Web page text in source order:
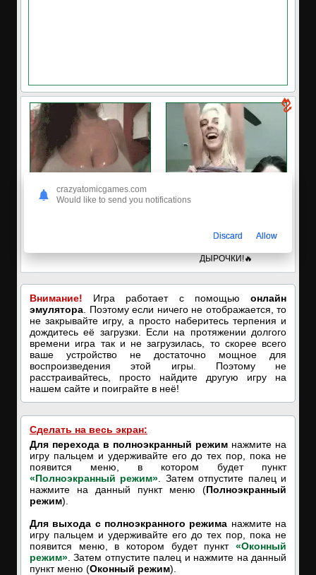
✅ЗАХОДИ, ПОДРОЧИМ!
ДЫРОЧКИ!🔥
Внимание! Игра работает с помощью онлайн
эмулятора . Поэтому если ничего не отображается, то
не закрывайте игру, а просто наберитесь терпения и
дождитесь её загрузки. Если на протяжении долгого
времени игра так и не загрузилась, то скорее всего
ваше устройство не достаточно мощное для
воспроизведения этой игры. Поэтому не
расстраивайтесь, просто найдите другую игру на
нашем сайте и поиграйте в неё!
Сделать на весь экран:
Для перехода в полноэкранный режим нажмите на
игру пальцем и удерживайте его до тех пор, пока не
появится меню, в котором будет пункт
«Полноэкранный режим» . Затем отпустите палец и
нажмите на данный пункт меню (Полноэкранный
режим).
Для выхода с полноэкранного режима нажмите на
игру пальцем и удерживайте его до тех пор, пока не
появится меню, в котором будет пункт «Оконный
режим» . Затем отпустите палец и нажмите на данный
пункт меню (Оконный режим).
crazyatomicgames.com
Would like to send you notifications
Discard Allow